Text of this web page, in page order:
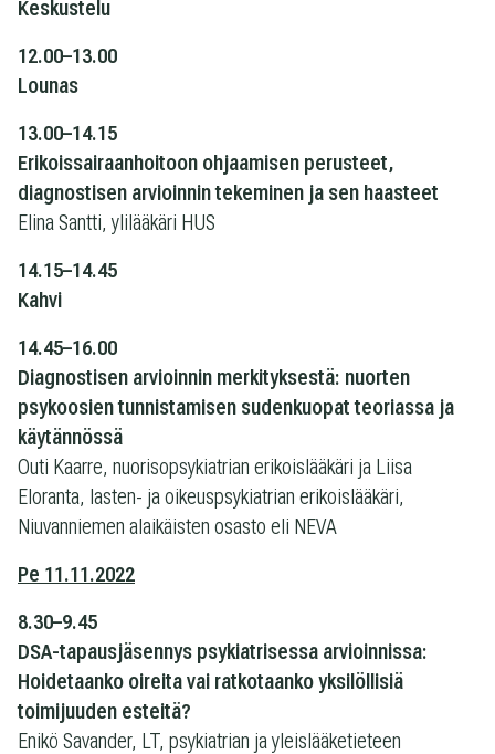
Keskustelu
12.00–13.00
Lounas
13.00–14.15
Erikoissairaanhoitoon ohjaamisen perusteet,
diagnostisen arvioinnin tekeminen ja sen haasteet
Elina Santti, ylilääkäri HUS
14.15–14.45
Kahvi
14.45–16.00
Diagnostisen arvioinnin merkityksestä: nuorten
psykoosien tunnistamisen sudenkuopat teoriassa ja
käytännössä
Outi Kaarre, nuorisopsykiatrian erikoislääkäri ja Liisa
Eloranta, lasten- ja oikeuspsykiatrian erikoislääkäri,
Niuvanniemen alaikäisten osasto eli NEVA
Pe 11.11.2022
8.30–9.45
DSA-tapausjäsennys psykiatrisessa arvioinnissa:
Hoidetaanko oireita vai ratkotaanko yksilöllisiä
toimijuuden esteitä?
Enikö Savander, LT, psykiatrian ja yleislääketieteen